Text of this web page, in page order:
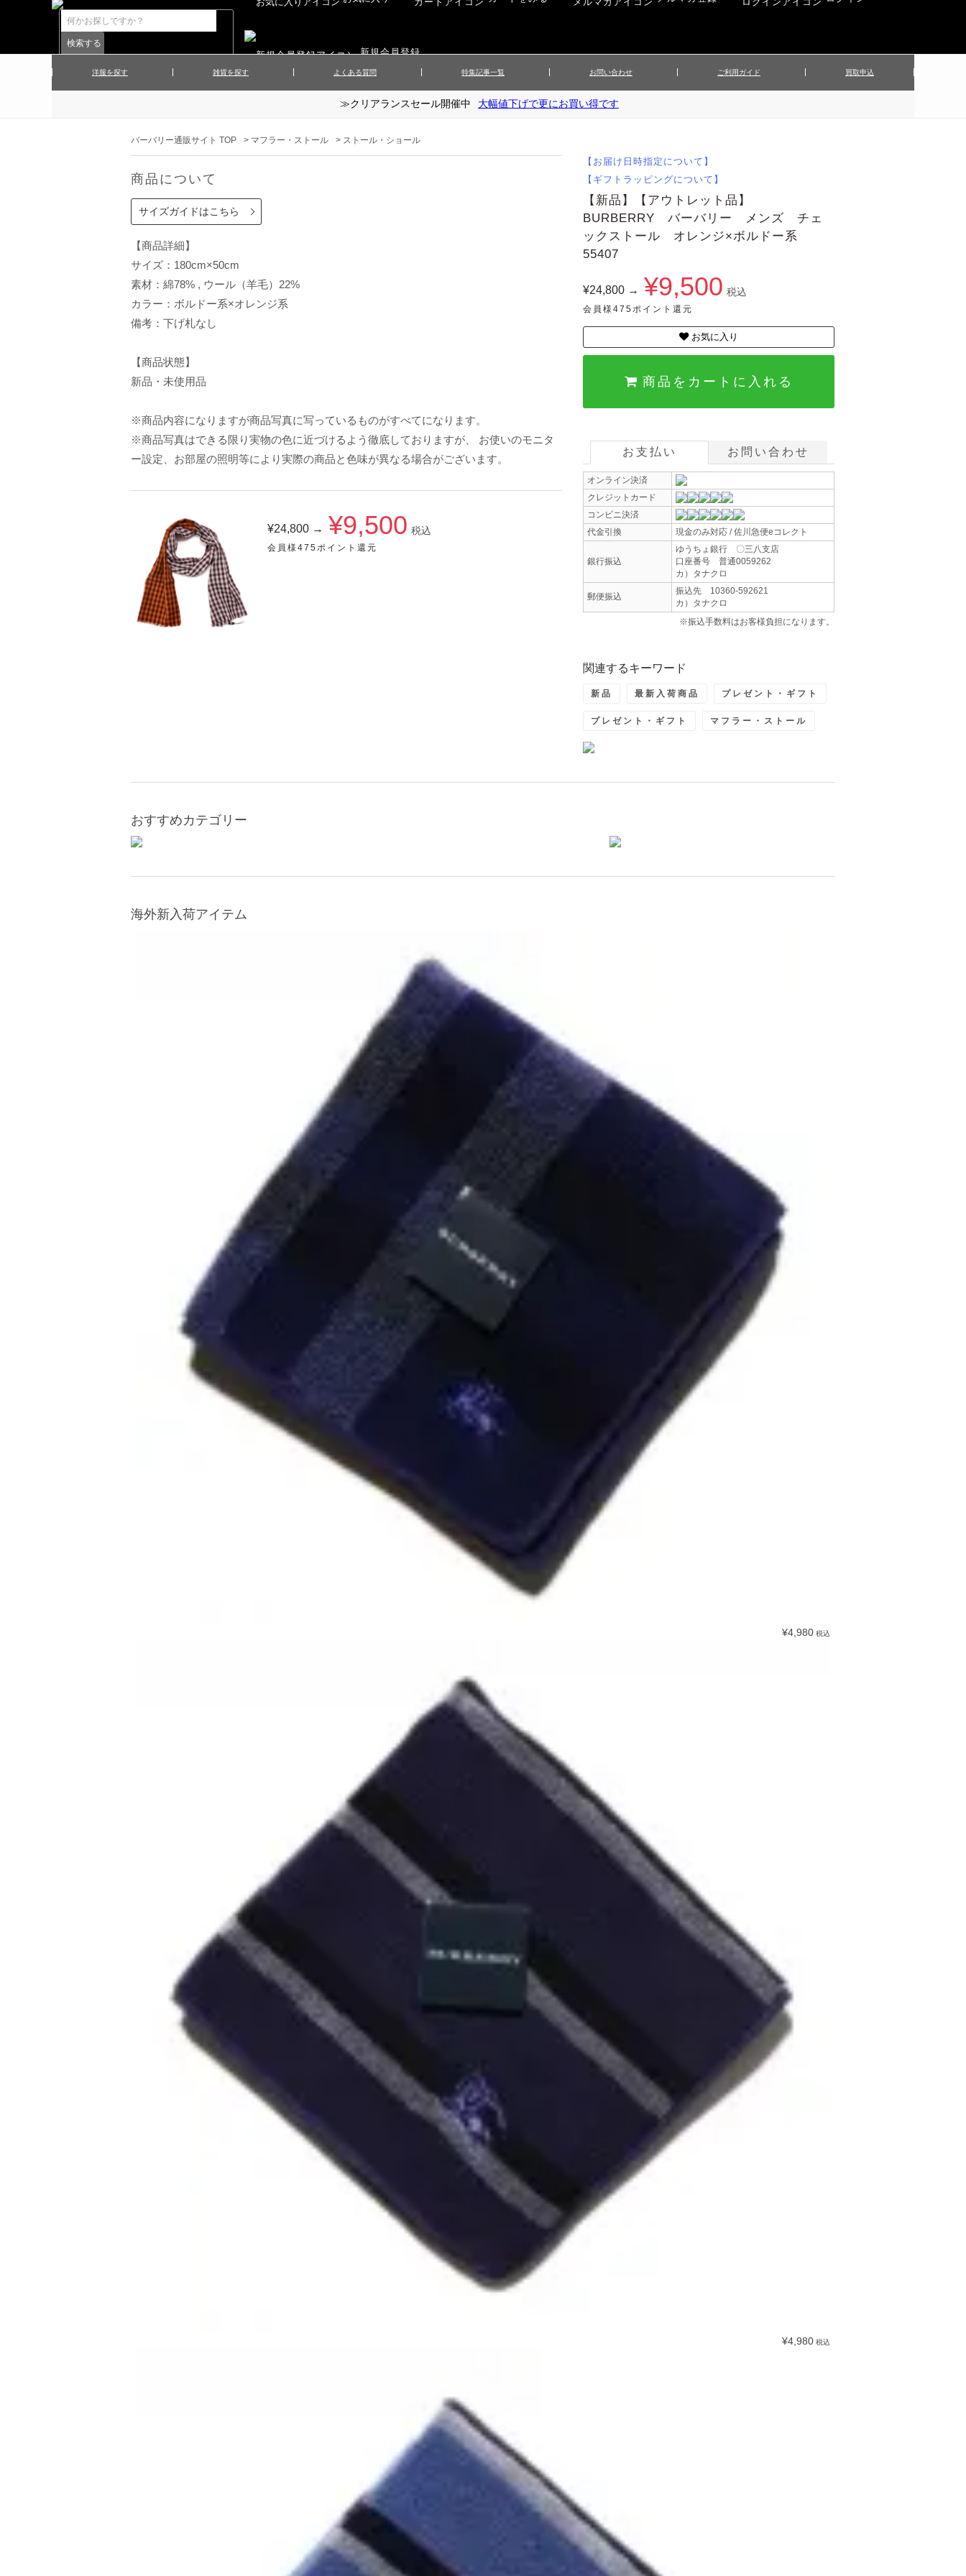
新規会員登録
洋服を探す
▲メンズニット
▲レディースワンピース ▲レディーススカート ▲レディースボトムス
雑貨を探す
▲財布・キーケース
▲アクセサリー ▲靴下・ソックス
▲マフラー／ストール ▲傘／日傘
▲その他
よくある質問 特集記事一覧 お問い合わせ ご利用ガイド 買取申込
≫クリアランスセール開催中 大幅値下げで更にお買い得です
バーバリー通販サイト TOP > マフラー・ストール > ストール・ショール
商品について
サイズガイドはこちら
【商品詳細】
サイズ：180cm×50cm
素材：綿78% , ウール（羊毛）22%
カラー：ボルドー系×オレンジ系
備考：下げ札なし
【商品状態】
新品・未使用品
※商品内容になりますが商品写真に写っているものがすべてになります。
※商品写真はできる限り実物の色に近づけるよう徹底しておりますが、 お使いのモニタ
ー設定、お部屋の照明等により実際の商品と色味が異なる場合がございます。
¥24,800 → ¥9,500 税込
会員様475ポイント還元
【お届け日時指定について】
【ギフトラッピングについて】
【新品】【アウトレット品】
BURBERRY バーバリー メンズ チェ
ックストール オレンジ×ボルドー系
55407
¥24,800 → ¥9,500 税込
会員様475ポイント還元
お気に入り
商品をカートに入れる
お支払い お問い合わせ
オンライン決済
クレジットカード
コンビニ決済
代金引換
現金のみ対応 / 佐川急便eコレクト
銀行振込
ゆうちょ銀行 〇三八支店
口座番号 普通0059262
カ）タナクロ
郵便振込
振込先 10360-592621
カ）タナクロ
※振込手数料はお客様負担になります。
関連するキーワード
新品 最新入荷商品 プレゼント・ギフト
プレゼント・ギフト マフラー・ストール
おすすめカテゴリー
海外新入荷アイテム
¥4,980 税込
¥4,980 税込